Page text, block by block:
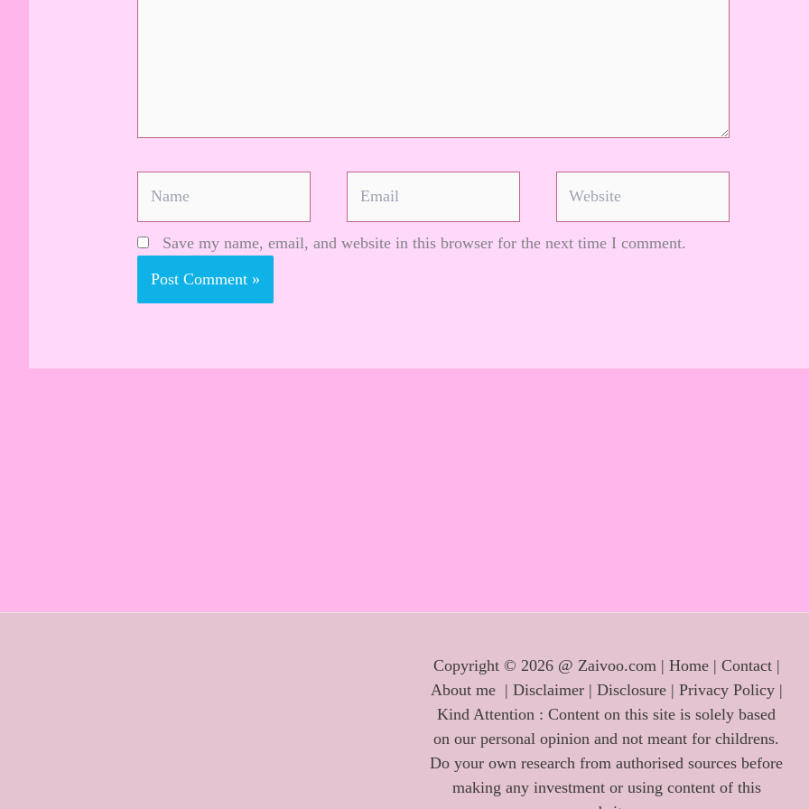
Save my name, email, and website in this browser for the next time I comment.
Copyright © 2026 @ Zaivoo.com | Home| Contact|
About me | Disclaimer| Disclosure| Privacy Policy|
Kind Attention : Content on this site is solely based
on our personal opinion and not meant for childrens.
Do your own research from authorised sources before
making any investment or using content of this